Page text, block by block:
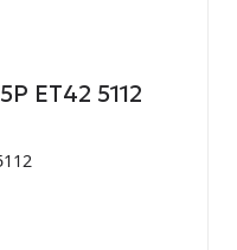
ET42 5112